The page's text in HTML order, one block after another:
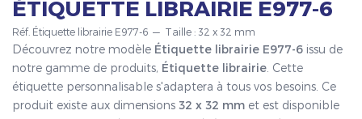
ÉTIQUETTE LIBRAIRIE E977-6
Réf. Étiquette librairie E977-6 — Taille : 32 x 32 mm
Découvrez notre modèle Étiquette librairie E977-6 issu de
notre gamme de produits, Étiquette librairie . Cette
étiquette personnalisable s'adaptera à tous vos besoins. Ce
produit existe aux dimensions 32 x 32 mm et est disponible